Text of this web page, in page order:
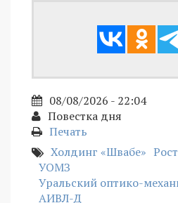
08/08/2026 - 22:04
Повестка дня
Печать
Холдинг «Швабе»
УОМЗ
Уральский оптико-
АИВЛ-Д